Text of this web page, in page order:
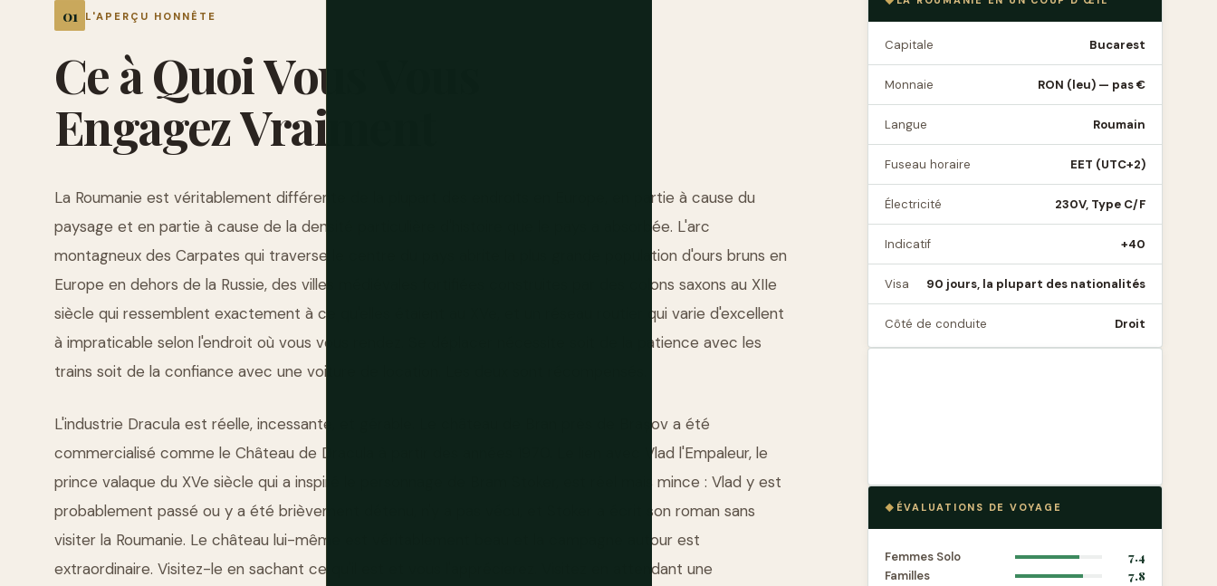
L'APERÇU HONNÊTE
CeàQuoiVous
EngagezVraiment
La Roumanie est véritablement différente de la plupart des endroits en Europe, en partie à cause du
paysage et en partie à cause de la densité particulière d'histoire que le pays a absorbée. L'arc
montagneux des Carpates qui traverse le centre du pays abrite la plus grande population d'ours bruns en
Europe en dehors de la Russie, des villes médiévales fortifiées construites par des colons saxons au XIIe
siècle qui ressemblent exactement à ce qu'elles étaient au XVe, et un réseau routier qui varie d'excellent
à impraticable selon l'endroit où vous vous rendez. Se déplacer nécessite soit de la patience avec les
trains soit de la confiance avec une voiture de location. Les deux sont récompensés.
L'industrie Dracula est réelle, incessante, et gérable. Le château de Bran près de Brașov a été
commercialisé comme le Château de Dracula à partir des années 1970. Le lien avec Vlad l'Empaleur, le
prince valaque du XVe siècle qui a inspiré le personnage de Bram Stoker, est réel mais mince : Vlad y est
probablement passé ou y a été brièvement détenu, n'y a pas vécu, et Stoker a écrit son roman sans
visiter la Roumanie. Le château lui-même est véritablement beau et la campagne autour est
extraordinaire. Visitez-le en sachant ce qu'il est et vous l'apprécierez. Visitez en attendant une
Capitale Bucarest
Monnaie RON (leu) — pas €
Langue Roumain
Fuseau horaire EET (UTC+2)
Électricité 230V, Type C/F
Indicatif +40
Visa 90 jours, la plupart des nationalités
Côté de conduite Droit
ÉVALUATIONS DE VOYAGE
Femmes Solo
7.4
Familles
7.8